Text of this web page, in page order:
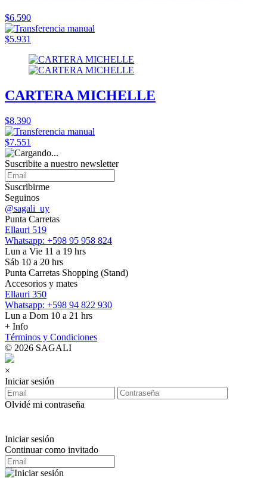
$6.590
$5.931
CARTERA MICHELLE
$8.390
$7.551
Suscribite a nuestro newsletter
Suscribirme
Seguinos
@sagali_uy
Punta Carretas
Ellauri 519
Whatsapp: +598 95 958 824
Lun a Vie 11 a 19 hrs
Sáb 10 a 20 hrs
Punta Carretas Shopping (Stand)
Accesorios y mates
Ellauri 350
Whatsapp: +598 94 822 930
Lun a Dom 10 a 21 hrs
+ Info
Términos y Condiciones
© 2026 SAGALI
×
Iniciar sesión
Olvidé mi contraseña
Iniciar sesión
Continuar como invitado